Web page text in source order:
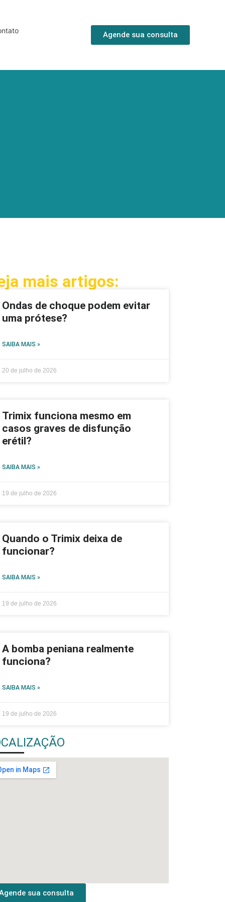
Agende sua consulta
mais artigos:
Ondas de choque podem evitar
uma prótese?
SAIBA MAIS »
20 de julho de 2026
Trimix funciona mesmo em
casos graves de disfunção
erétil?
SAIBA MAIS »
19 de julho de 2026
Quando o Trimix deixa de
funcionar?
SAIBA MAIS »
19 de julho de 2026
A bomba peniana realmente
funciona?
SAIBA MAIS »
19 de julho de 2026
sua consulta